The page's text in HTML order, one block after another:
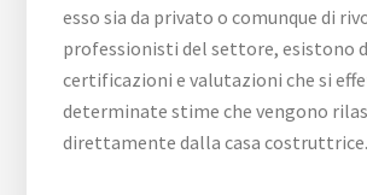
esso sia da privato o comunque di
professionisti del settore, esistono
certificazioni e valutazioni che si
determinate stime che vengono
direttamente dalla casa costruttrice.